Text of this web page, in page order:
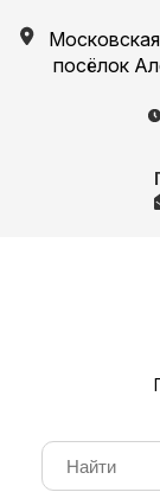
посёлок